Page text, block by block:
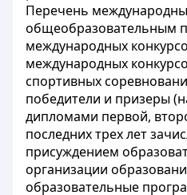
Перечень
общеобразовательным
международных
международных
спортивных
победители и призеры
дипломами первой,
последних трех лет
присуждением
организации
образовательные